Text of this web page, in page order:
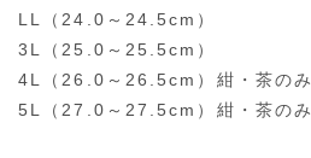
LL（24.0～24.5cm）
3L（25.0～25.5cm）
4L（26.0～26.5cm）紺・茶のみ
5L（27.0～27.5cm）紺・茶のみ